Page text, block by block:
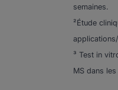
semaines.
²Étude
³ Test in
MS dans